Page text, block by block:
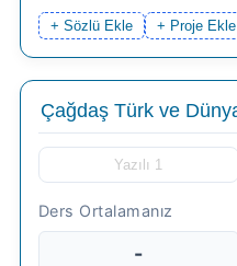
+ Sözlü Ekle + Proje Ekle
-